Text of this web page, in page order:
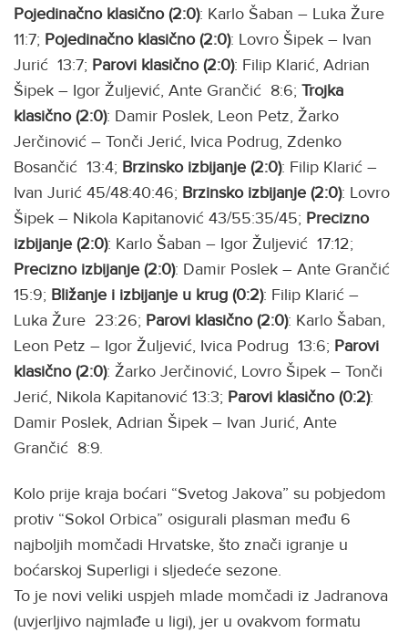
Pojedinačno klasično (2:0): Karlo Šaban – Luka Žure
11:7; Pojedinačno klasično (2:0): Lovro Šipek – Ivan
Jurić 13:7; Parovi klasično (2:0): Filip Klarić, Adrian
Šipek – Igor Žuljević, Ante Grančić 8:6; Trojka
klasično (2:0): Damir Poslek, Leon Petz, Žarko
Jerčinović – Tonči Jerić, Ivica Podrug, Zdenko
Bosančić 13:4; Brzinsko izbijanje (2:0): Filip Klarić –
Ivan Jurić 45/48:40:46; Brzinsko izbijanje (2:0): Lovro
Šipek – Nikola Kapitanović 43/55:35/45; Precizno
izbijanje (2:0): Karlo Šaban – Igor Žuljević 17:12;
Precizno izbijanje (2:0): Damir Poslek – Ante Grančić
15:9; Bližanje i izbijanje u krug (0:2): Filip Klarić –
Luka Žure 23:26; Parovi klasično (2:0): Karlo Šaban,
Leon Petz – Igor Žuljević, Ivica Podrug 13:6; Parovi
klasično (2:0): Žarko Jerčinović, Lovro Šipek – Tonči
Jerić, Nikola Kapitanović 13:3; Parovi klasično (0:2):
Damir Poslek, Adrian Šipek – Ivan Jurić, Ante
Grančić 8:9.
Kolo prije kraja boćari “Svetog Jakova” su pobjedom
protiv “Sokol Orbica” osigurali plasman među 6
najboljih momčadi Hrvatske, što znači igranje u
boćarskoj Superligi i sljedeće sezone.
To je novi veliki uspjeh mlade momčadi iz Jadranova
(uvjerljivo najmlađe u ligi), jer u ovakvom formatu